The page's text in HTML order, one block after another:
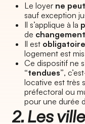
Le loyer ne
sauf exception
Il s’applique à la
de
Il est obligatoire
logement est
Ce dispositif ne
“tendues”,
locative est très
préfectoral ou
pour une durée
2. Les